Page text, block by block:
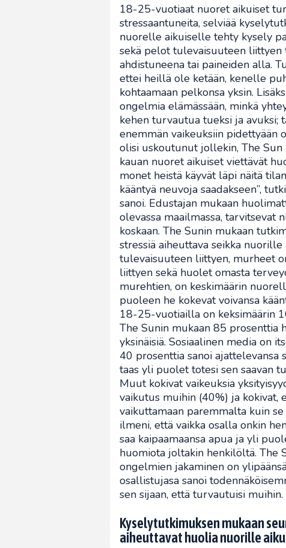
18-25-vuotiaat nuoret aikuiset
stressaantuneita, selviää
nuorelle aikuiselle tehty kysely
sekä pelot tulevaisuuteen liittyen
ahdistuneena tai paineiden alla.
ettei heillä ole ketään, kenelle
kohtaamaan pelkonsa yksin.
ongelmia elämässään, minkä
kehen turvautua tueksi ja
enemmän vaikeuksiin pidettyään
olisi uskoutunut jollekin, The Sun
kauan nuoret aikuiset viettävät
monet heistä käyvät läpi näitä
kääntyä neuvoja saadakseen”,
sanoi. Edustajan mukaan
olevassa maailmassa,
koskaan. The Sunin mukaan
stressiä aiheuttava seikka
tulevaisuuteen liittyen, murheet
liittyen sekä huolet omasta
murehtien, on keskimäärin
puoleen he kokevat voivansa
18-25-vuotiailla on keksimäärin
The Sunin mukaan 85 prosenttia
yksinäisiä. Sosiaalinen media on
40 prosenttia sanoi ajattelevansa
taas yli puolet totesi sen saavan
Muut kokivat vaikeuksia
vaikutus muihin (40%) ja kokivat,
vaikuttamaan paremmalta kuin
ilmeni, että vaikka osalla onkin
saa kaipaamaansa apua ja yli
huomiota joltakin henkilöltä. The
ongelmien jakaminen on
osallistujasa sanoi
sen sijaan, että turvautuisi muihin.
Kyselytutkimuksen mukaan
aiheuttavat huolia nuorille